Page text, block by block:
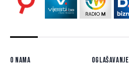
O nama Oglašavanje